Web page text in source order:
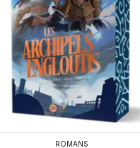
ROMANS